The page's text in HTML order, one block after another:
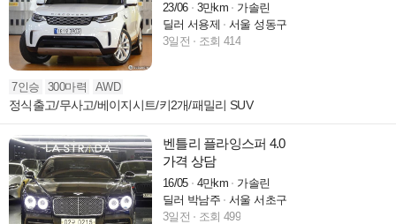
23/06 3만km
가솔린
딜러 서용제
서울 성동구
3일전
조회 414
7인승 300마력 AWD
정식출고/무사고/베이지시트/키2개/패밀리 SUV
벤틀리 플라잉스퍼 4.0
가격 상담
16/05 4만km
가솔린
딜러 박남주
서울 서초구
3일전
조회 499